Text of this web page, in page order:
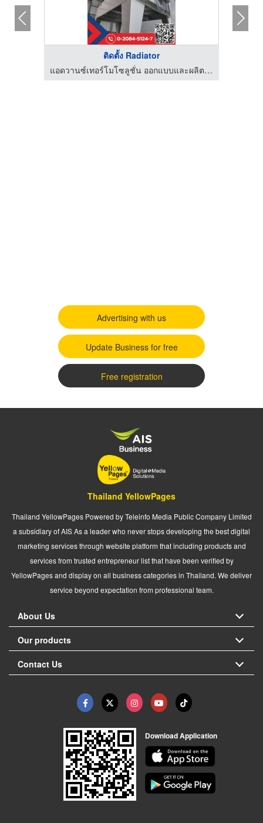
ติดตั้ง Radiator
แอดวานซ์เทอร์โมโซลูชั่น ออกแบบและผลิตซิลเลอร์อุตสาหกรรม Absorption Chiller
Advertising with us
Update Business for free
Free registration
Thailand YellowPages
Thailand YellowPages Powered by Teleinfo Media Public Company Limited
a subsidiary of AIS As a leader who never stops developing the best digital
marketing services through website platform that including products and
services from trusted entrepreneur list that have been verified by
YellowPages and display on all business categories in Thailand. We deliver
service beyond expectation from professional team.
About Us
Our products
Contact Us
Download Application